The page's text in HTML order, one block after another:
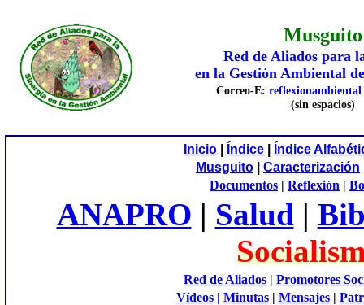
Musguito
Red de Aliados para
en la Gestión Ambiental
Correo-E:
(sin espacios)
Inicio Índice
Índice
Musguito
Caracterización
Documentos | Reflexión |
ANAPRO | Salud |
Red de Aliados| Promotores
Vídeos| Minutas| Mensajes|